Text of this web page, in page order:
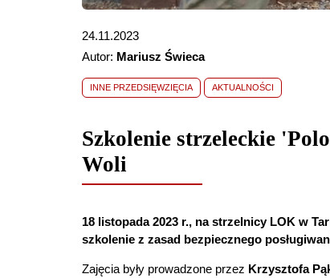
24.11.2023
Autor: Mariusz Świeca
INNE PRZEDSIĘWZIĘCIA AKTUALNOŚCI
Szkolenie strzeleckie
Woli
18 listopada 2023 r., na strzelnicy LOK w
szkolenie z zasad bezpiecznego
Zajęcia były prowadzone przez Krzysztofa